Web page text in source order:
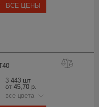
ВСЕ ЦЕНЫ
40
3 443 шт
от 45,70 р.
все цвета